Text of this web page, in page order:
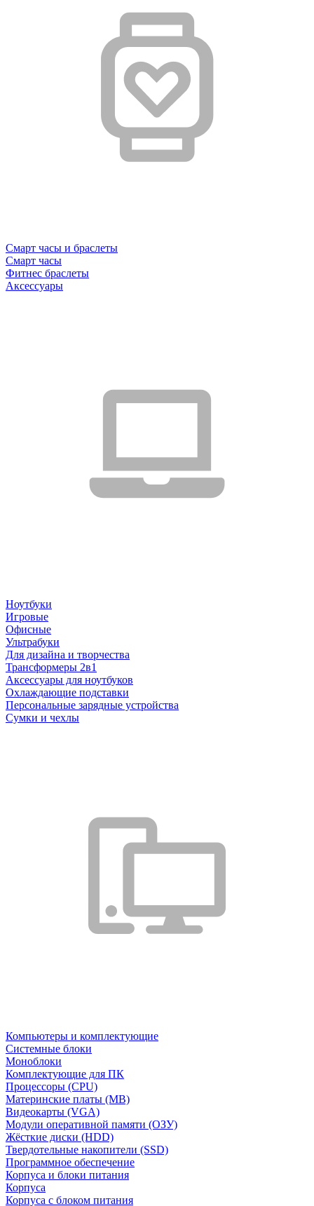
Смарт часы и браслеты
Смарт часы
Фитнес браслеты
Аксессуары
Ноутбуки
Игровые
Офисные
Ультрабуки
Для дизайна и творчества
Трансформеры 2в1
Аксессуары для ноутбуков
Охлаждающие подставки
Персональные зарядные устройства
Сумки и чехлы
Компьютеры и комплектующие
Системные блоки
Моноблоки
Комплектующие для ПК
Процессоры (CPU)
Материнские платы (MB)
Видеокарты (VGA)
Модули оперативной памяти (ОЗУ)
Жёсткие диски (HDD)
Твердотельные накопители (SSD)
Программное обеспечение
Корпуса и блоки питания
Корпуса
Корпуса с блоком питания